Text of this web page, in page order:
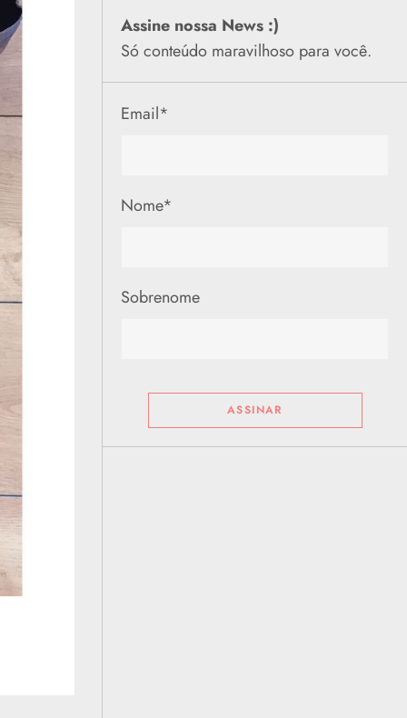
Assine nossa News :)
Só conteúdo maravilhoso para você.
Email*
Nome*
Sobrenome